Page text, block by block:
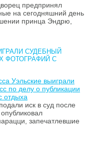
предпринял
на сегодняшний день
принца Эндрю,
СУДЕБНЫЙ
ФОТОГРАФИЙ С
Уэльские выиграли
по делу о публикации
отдыха
иск в суд после
запечатлевшие